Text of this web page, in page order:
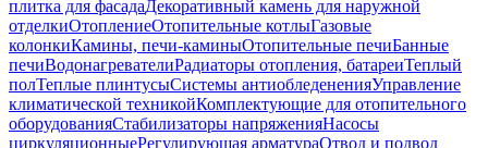
плитка для фасадаДекоративный камень для наружной
отделкиОтоплениеОтопительные котлыГазовые
колонкиКамины, печи-каминыОтопительные печиБанные
печиВодонагревателиРадиаторы отопления, батареиТеплый
полТеплые плинтусыСистемы антиобледененияУправление
климатической техникойКомплектующие для отопительного
оборудованияСтабилизаторы напряженияНасосы
циркуляционныеРегулирующая арматураОтвод и подвод